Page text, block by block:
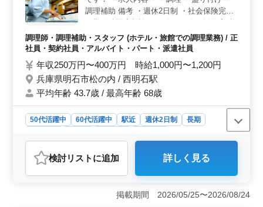
調理補助 備考 ・週休2日制 ・社会保険完備
・勤務時間応相談 ・50代、60代の採用実績
あり ブランクのある方もご応募可能！ ご応
募お待ちしております◎
調理師・調理補助・スタッフ (ホテル・旅館での調理業務) / 正
社員・契約社員・アルバイト・パート・派遣社員
年収250万円〜400万円 時給1,000円〜1,200円
兵庫県明石市松の内 / 西明石駅
平均年齢 43.7歳 / 最高年齢 68歳
50代活躍中 60代活躍中 駅近 週休2日制
長期
調理師・調理補助・スタッフ
おすすめポイント
＜経験者歓迎＞ 調理経験3年以上ある方を対象とした求
人で、ブランクがある方も歓迎しています。経験を活か
し、即戦力として活躍できる環境です。 ＜柔軟な働
検討リスト に追加 詳しく見る
掲載期間 2026/05/25〜2026/08/24